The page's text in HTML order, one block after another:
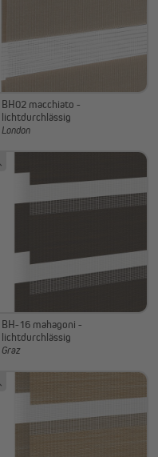
BH02 macchiato -
lichtdurchlässig
London
BH-16 mahagoni -
lichtdurchlässig
Graz